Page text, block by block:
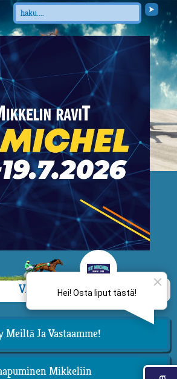
VALIKKO
Meiltä Ja Vastaamme!
Mikkeliin